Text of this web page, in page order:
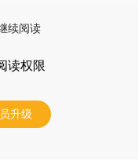
续阅读
读权限
升级